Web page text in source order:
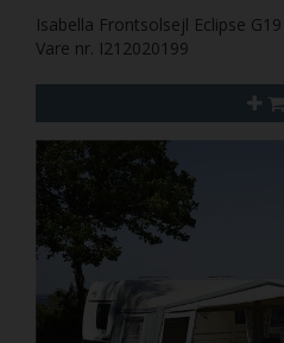
Isabella Frontsolsejl Eclipse G19
Vare nr. I212020199